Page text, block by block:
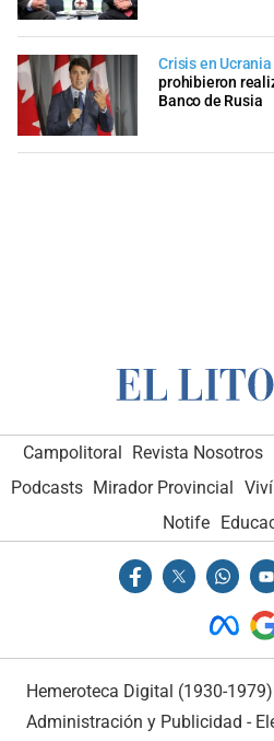
Crisis en Ucrania
prohibieron
Banco de Rusia
Campolitoral Revista Nosotros
Podcasts Mirador Provincial
Notife
Hemeroteca Digital (1930-1979)
Administración y Publicidad -